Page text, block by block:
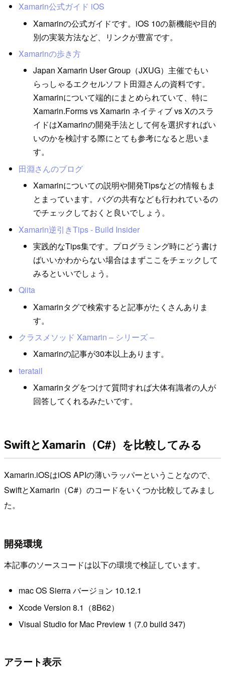
Xamarin公式ガイド iOS
Xamarinの公式ガイドです。iOS 10の新機能や目的
別の実装方法など、リンクが豊富です。
Xamarinの歩き方
Japan Xamarin User Group（JXUG）主催でもい
らっしゃるエクセルソフト田淵さんの資料です。
Xamarinについて端的にまとめられていて、特に
Xamarin.Forms vs Xamarin ネイティブ vs Xのスラ
イドはXamarinの開発手法として何を選択すればい
いのかを検討する際にとても参考になると思いま
す。
田淵さんのブログ
Xamarinについての説明や開発Tipsなどの情報もま
とまっています。バグの共有なども行われているの
でチェックしておくと良いでしょう。
Xamarin逆引きTips - Build Insider
実践的なTips集です。プログラミング時にどう書け
ばいいかわからない場合はまずここをチェックして
みるといいでしょう。
Qiita
Xamarinタグで検索すると記事がたくさんありま
す。
クラスメソッド Xamarin – シリーズ –
Xamarinの記事が30本以上あります。
teratail
Xamarinタグをつけて質問すれば大体有識者の人が
回答してくれるみたいです。
SwiftとXamarin（C#）を比較してみる
Xamarin.iOSはiOS APIの薄いラッパーということなので、
SwiftとXamarin（C#）のコードをいくつか比較してみまし
た。
開発環境
本記事のソースコードは以下の環境で検証しています。
mac OS Sierra バージョン 10.12.1
Xcode Version 8.1（8B62）
Visual Studio for Mac Preview 1 (7.0 build 347)
アラート表示